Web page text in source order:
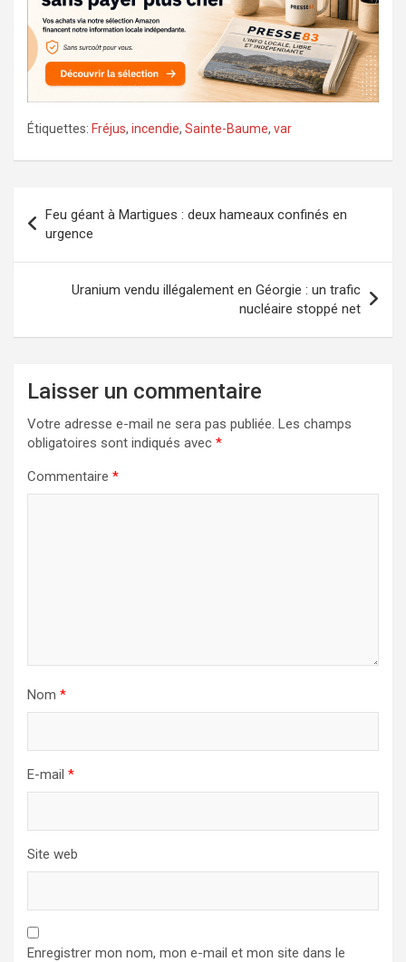
Étiquettes: Fréjus, incendie, Sainte-Baume, var
de
l’article
Feu géant à Martigues : deux hameaux confinés en
urgence
Uranium vendu illégalement en Géorgie : un trafic
nucléaire stoppé net
Laisser un commentaire
Votre adresse e-mail ne sera pas publiée. Les champs
obligatoires sont indiqués avec *
Commentaire *
Nom *
E-mail *
Site web
Enregistrer mon nom, mon e-mail et mon site dans le